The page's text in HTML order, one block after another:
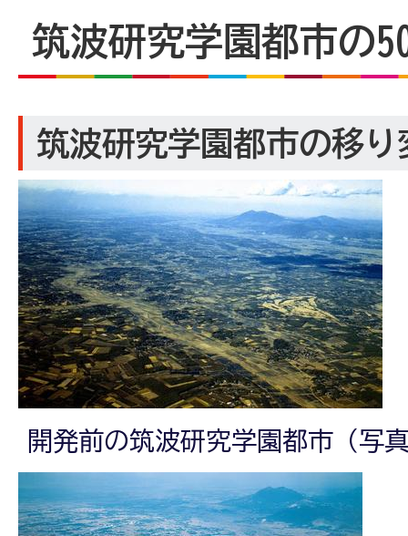
筑波研究学園都市の
筑波研究学園都市の移り
開発前の筑波研究学園都市（写